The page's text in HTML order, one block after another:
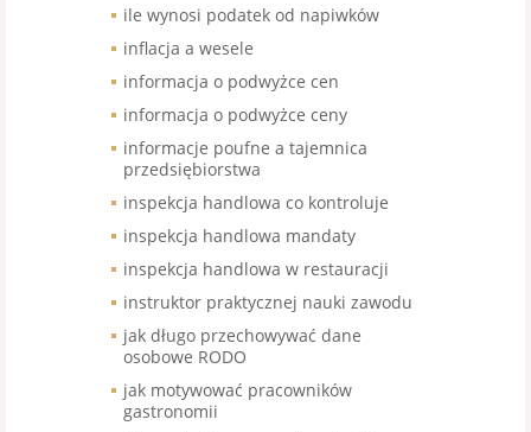
ile wynosi podatek od napiwków
inflacja a wesele
informacja o podwyżce cen
informacja o podwyżce ceny
informacje poufne a tajemnica
przedsiębiorstwa
inspekcja handlowa co kontroluje
inspekcja handlowa mandaty
inspekcja handlowa w restauracji
instruktor praktycznej nauki zawodu
jak długo przechowywać dane
osobowe RODO
jak motywować pracowników
gastronomii